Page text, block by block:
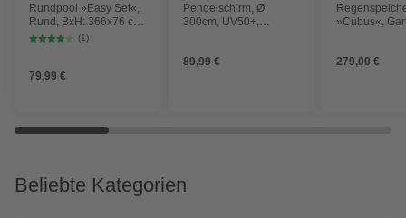
Rundpool »Easy Set«,
Rund, BxH: 366x76 cm,
blau
(1)
79,99 €
Pendelschirm, Ø
300cm, UV50+,
89,99 €
»Cubus«,
279,00 €
Beliebte Kategorien